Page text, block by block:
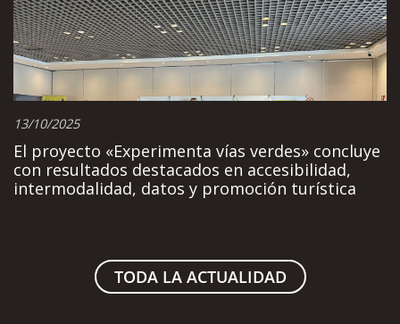
13/10/2025
El proyecto «Experimenta vías verdes» concluye
con resultados destacados en accesibilidad,
intermodalidad, datos y promoción turística
TODA LA ACTUALIDAD